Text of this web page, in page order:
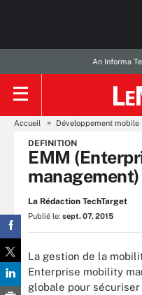
An Informa
Accueil Développement mobile
DEFINITION
EMM
management)
La Rédaction TechTarget
Publié le: sept. 07, 2015
La gestion de la
Enterprise mobility
globale pour